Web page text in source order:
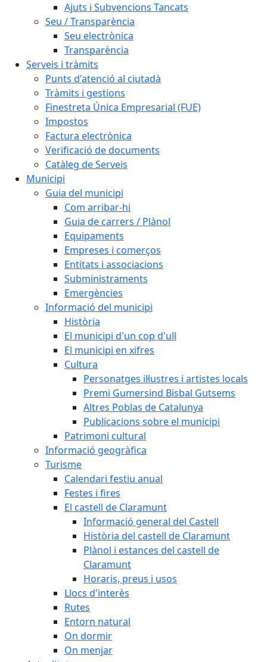
Ajuts i Subvencions Tancats
Seu / Transparència
Seu electrònica
Transparència
Serveis i tràmits
Punts d'atenció al ciutadà
Tràmits i gestions
Finestreta Única Empresarial (FUE)
Impostos
Factura electrònica
Verificació de documents
Catàleg de Serveis
Municipi
Guia del municipi
Com arribar-hi
Guia de carrers / Plànol
Equipaments
Empreses i comerços
Entitats i associacions
Subministraments
Emergències
Informació del municipi
Història
El municipi d'un cop d'ull
El municipi en xifres
Cultura
Personatges il·lustres i artistes locals
Premi Gumersind Bisbal Gutsems
Altres Poblas de Catalunya
Publicacions sobre el municipi
Patrimoni cultural
Informació geogràfica
Turisme
Calendari festiu anual
Festes i fires
El castell de Claramunt
Informació general del Castell
Història del castell de Claramunt
Plànol i estances del castell de
Claramunt
Horaris, preus i usos
Llocs d'interès
Rutes
Entorn natural
On dormir
On menjar